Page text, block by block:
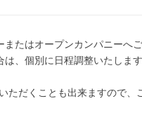
たはオープンカンパニーへ
、個別に日程調整いたしま
ただくことも出来ますので、